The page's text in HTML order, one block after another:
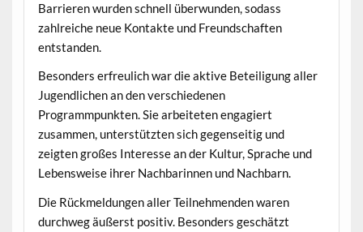
Barrieren wurden schnell überwunden, sodass
zahlreiche neue Kontakte und Freundschaften
entstanden.
Besonders erfreulich war die aktive Beteiligung aller
Jugendlichen an den verschiedenen
Programmpunkten. Sie arbeiteten engagiert
zusammen, unterstützten sich gegenseitig und
zeigten großes Interesse an der Kultur, Sprache und
Lebensweise ihrer Nachbarinnen und Nachbarn.
Die Rückmeldungen aller Teilnehmenden waren
durchweg äußerst positiv. Besonders geschätzt